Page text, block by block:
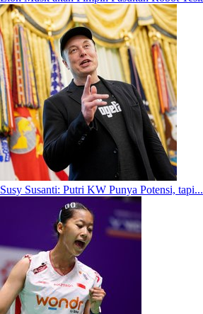
Susy Susanti: Putri KW Punya Potensi, tapi...